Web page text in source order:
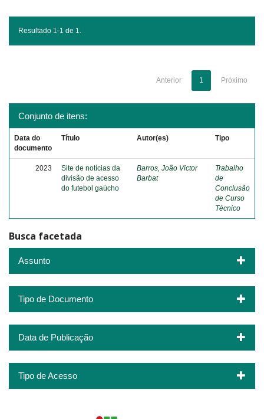
Resultado 1-1 de 1.
Anterior 1 Próximo
Conjunto de itens:
Data do
documento
Título Autor(es) Tipo
2023
Site de notícias da
divisão de acesso
do futebol gaúcho
Barros, João Victor
Barbat
Trabalho
de
Conclusão
de Curso
Técnico
Busca facetada
Assunto
Tipo de Documento
Data de Publicação
Tipo de Acesso